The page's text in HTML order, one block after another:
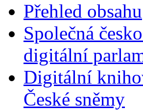
Přehled obsahu
Společná
digitální
Digitální
České sněmy